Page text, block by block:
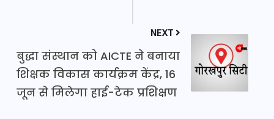
NEXT
बुद्धा संस्थान को AICTE ने बनाया
शिक्षक विकास कार्यक्रम केंद्र, 16
जून से मिलेगा हाई-टेक प्रशिक्षण